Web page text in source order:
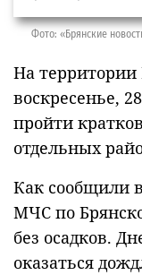
Фото: «Брянские
На территории
воскресенье,
пройти
отдельных
Как сообщили
МЧС по
без осадков.
оказаться